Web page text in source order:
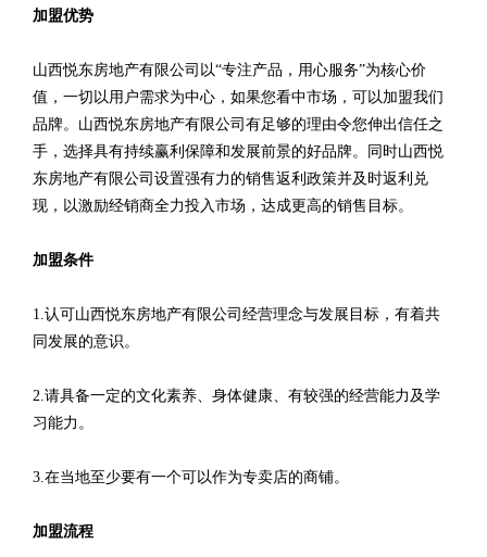
加盟优势
山西悦东房地产有限公司以“专注产品，用心服务”为核心价
值，一切以用户需求为中心，如果您看中市场，可以加盟我们
品牌。山西悦东房地产有限公司有足够的理由令您伸出信任之
手，选择具有持续赢利保障和发展前景的好品牌。同时山西悦
东房地产有限公司设置强有力的销售返利政策并及时返利兑
现，以激励经销商全力投入市场，达成更高的销售目标。
加盟条件
1.认可山西悦东房地产有限公司经营理念与发展目标，有着共
同发展的意识。
2.请具备一定的文化素养、身体健康、有较强的经营能力及学
习能力。
3.在当地至少要有一个可以作为专卖店的商铺。
加盟流程